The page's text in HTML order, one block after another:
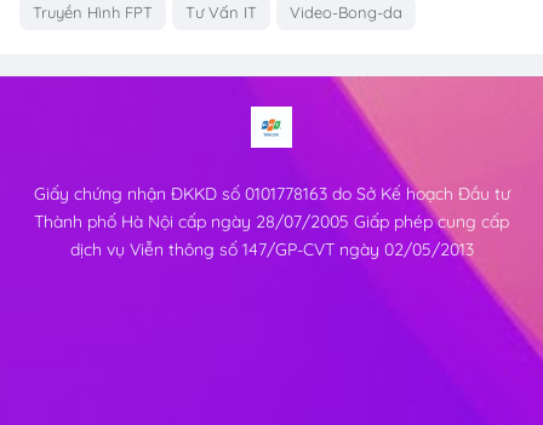
Truyền Hình FPT Tư Vấn IT Video-Bong-da
Giấy chứng nhận ĐKKD số 0101778163 do Sở Kế hoạch Đầu tư
Thành phố Hà Nội cấp ngày 28/07/2005 Giấp phép cung cấp
dịch vụ Viễn thông số 147/GP-CVT ngày 02/05/2013